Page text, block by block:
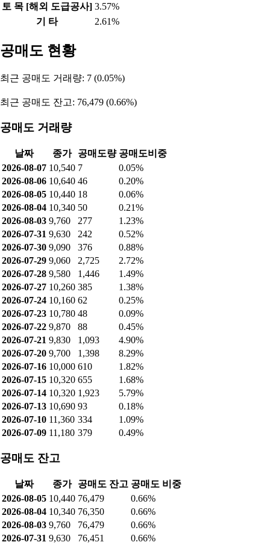
토 목 [해외 도급공사] 3.57%
기 타
2.61%
공매도 현황
최근 공매도 거래량: 7 (0.05%)
최근 공매도 잔고: 76,479 (0.66%)
공매도 거래량
날짜 종가 공매도량 공매도비중
2026-08-07 10,540 7
0.05%
2026-08-06 10,640 46
0.20%
2026-08-05 10,440 18
0.06%
2026-08-04 10,340 50
0.21%
2026-08-03 9,760 277
1.23%
2026-07-31 9,630 242
0.52%
2026-07-30 9,090 376
0.88%
2026-07-29 9,060 2,725
2.72%
2026-07-28 9,580 1,446
1.49%
2026-07-27 10,260 385
1.38%
2026-07-24 10,160 62
0.25%
2026-07-23 10,780 48
0.09%
2026-07-22 9,870 88
0.45%
2026-07-21 9,830 1,093
4.90%
2026-07-20 9,700 1,398
8.29%
2026-07-16 10,000 610
1.82%
2026-07-15 10,320 655
1.68%
2026-07-14 10,320 1,923
5.79%
2026-07-13 10,690 93
0.18%
2026-07-10 11,360 334
1.09%
2026-07-09 11,180 379 0.49%
공매도 잔고
날짜 종가 공매도 잔고 공매도 비중
2026-08-05 10,440 76,479
0.66%
2026-08-04 10,340 76,350
0.66%
2026-08-03 9,760 76,479
0.66%
2026-07-31 9,630 76,451
0.66%